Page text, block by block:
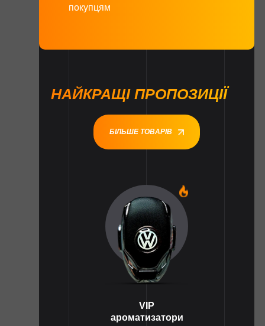
покупцям
НАЙКРАЩІ ПРОПОЗИЦІЇ
БІЛЬШЕ ТОВАРІВ
VIP
ароматизатори